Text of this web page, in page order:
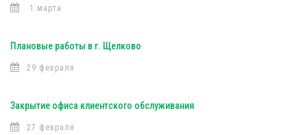
1 марта
Плановые работы в г. Щелково
29 февраля
Закрытие офиса клиентского обслуживания
27 февраля